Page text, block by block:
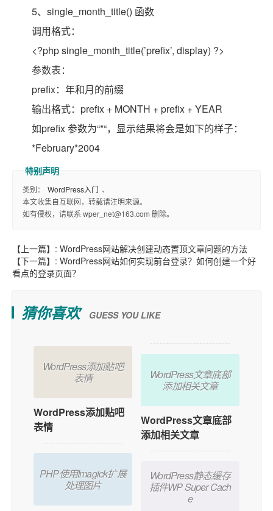
5、single_month_title() 函数
调用格式：
<?php single_month_title(’prefix’, display) ?>
参数表：
prefix：年和月的前缀
输出格式：prefix + MONTH + prefix + YEAR
如prefix 参数为“*“，显示结果将会是如下的样子：
*February*2004
类别： WordPress入门 、
本文收集自互联网，转载请注明来源。
如有侵权，请联系 wper_net@163.com 删除。
【上一篇】: WordPress网站解决创建动态置顶文章问题的方法
【下一篇】: WordPress网站如何实现前台登录？如何创建一个好
看点的登录页面？
猜你喜欢 GUESS YOU LIKE
WordPress添加贴吧
表情
WordPress添加贴吧
表情
PHP使用Imagick扩展
处理图片
WordPress文章底部
添加相关文章
WordPress文章底部
添加相关文章
WordPress静态缓存
插件WP Super Cach
e